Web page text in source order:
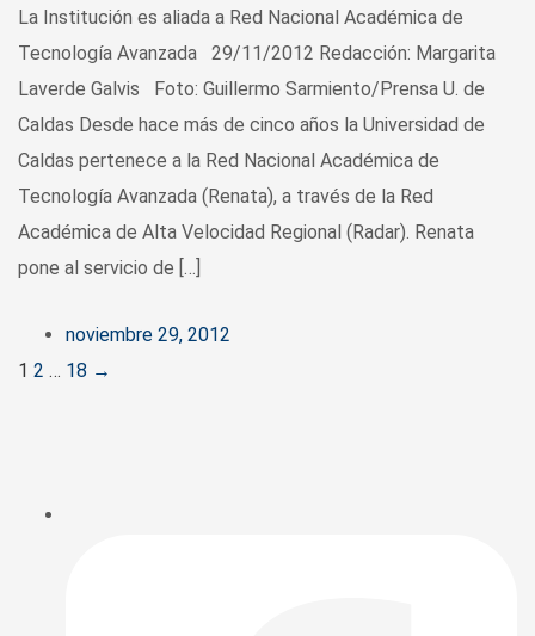
La Institución es aliada a Red Nacional Académica de
Tecnología Avanzada 29/11/2012 Redacción: Margarita
Laverde Galvis Foto: Guillermo Sarmiento/Prensa U. de
Caldas Desde hace más de cinco años la Universidad de
Caldas pertenece a la Red Nacional Académica de
Tecnología Avanzada (Renata), a través de la Red
Académica de Alta Velocidad Regional (Radar). Renata
pone al servicio de […]
noviembre 29, 2012
Posts
1 2 … 18 →